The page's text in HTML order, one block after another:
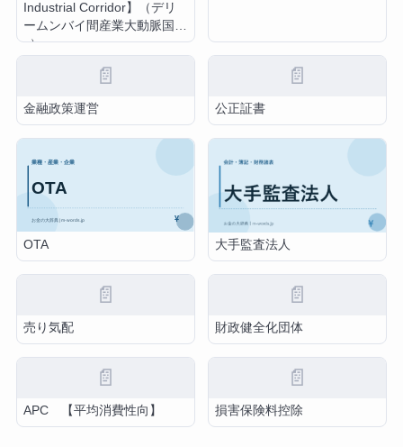
Industrial Corridor】（デリ
ームンバイ間産業大動脈国
z）
📄
金融政策運営
📄
公正証書
OTA 大手監査法人
📄
売り気配
📄
財政健全化団体
📄
APC 【平均消費性向】
📄
損害保険料控除